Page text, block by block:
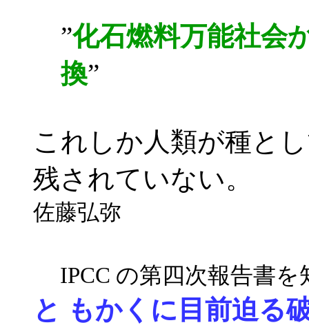
”化石燃料万能社会
換”
これしか人類が種と
残されていない。
佐藤弘弥
IPCC の第四次報告書を
と もかくに目前迫る